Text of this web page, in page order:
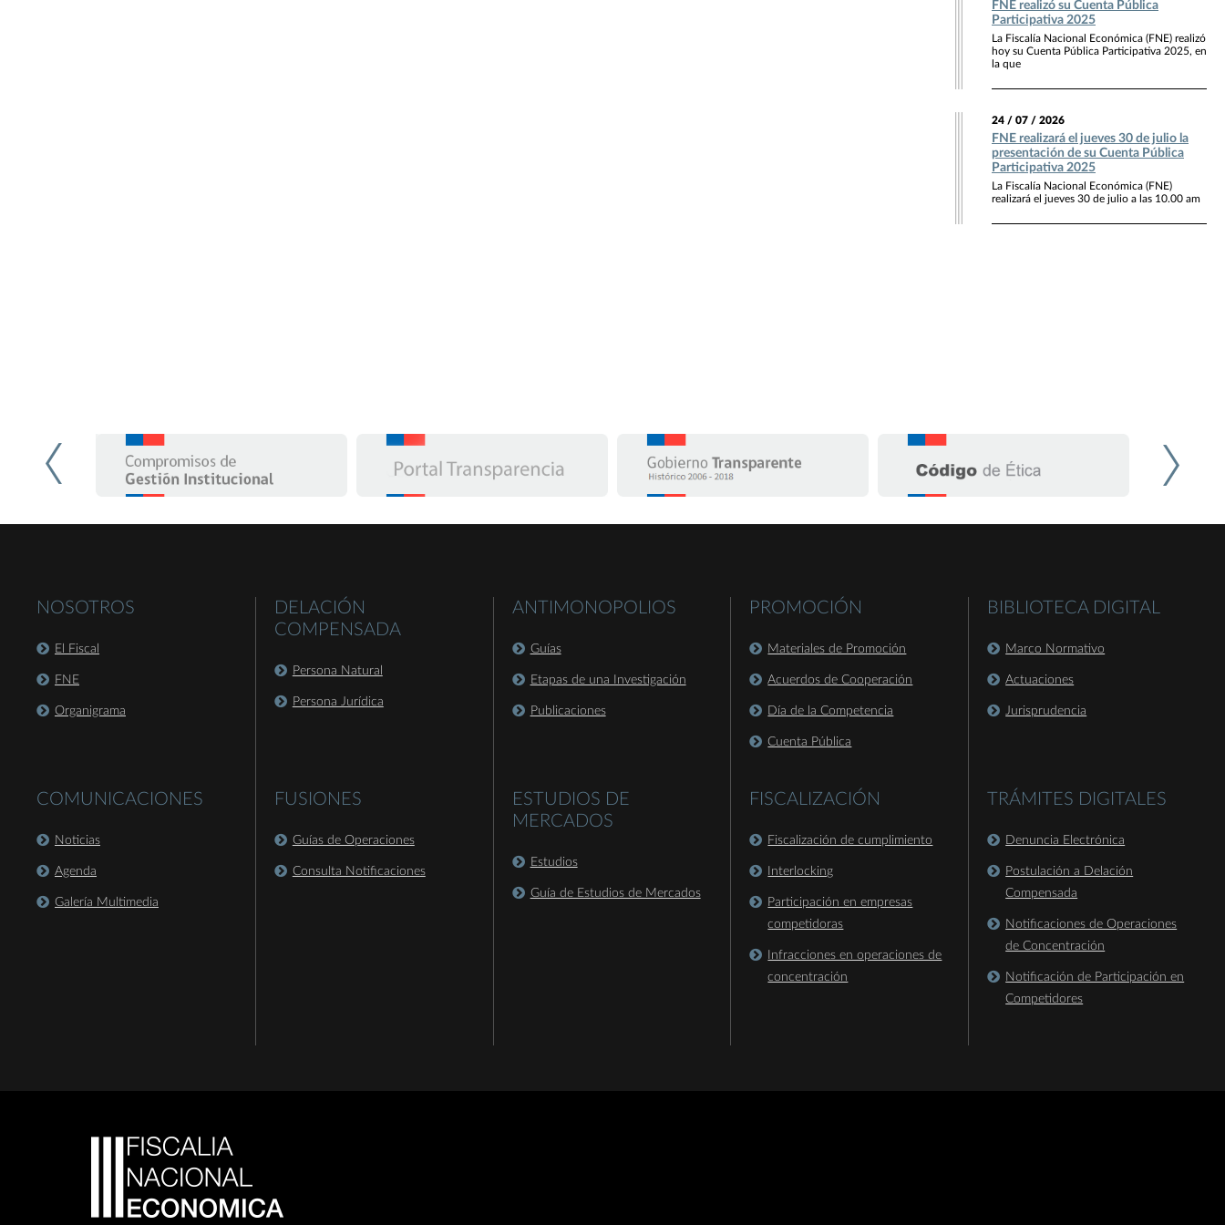
FNE realizó su Cuenta Pública
Participativa 2025
La Fiscalía Nacional Económica (FNE) realizó
hoy su Cuenta Pública Participativa 2025, en
la que
24 / 07 / 2026
FNE realizará el jueves 30 de julio la
presentación de su Cuenta Pública
Participativa 2025
La Fiscalía Nacional Económica (FNE)
realizará el jueves 30 de julio a las 10.00 am
NOSOTROS
El Fiscal
FNE
Organigrama
COMUNICACIONES
Noticias
Agenda
Galería Multimedia
DELACIÓN
COMPENSADA
Persona Natural
Persona Jurídica
FUSIONES
Guías de Operaciones
Consulta Notificaciones
ANTIMONOPOLIOS
Guías
Etapas de una Investigación
Publicaciones
ESTUDIOS DE
MERCADOS
Estudios
Guía de Estudios de Mercados
PROMOCIÓN
Materiales de Promoción
Acuerdos de Cooperación
Día de la Competencia
Cuenta Pública
FISCALIZACIÓN
Fiscalización de cumplimiento
Interlocking
Participación en empresas
competidoras
Infracciones en operaciones de
concentración
BIBLIOTECA DIGITAL
Marco Normativo
Actuaciones
Jurisprudencia
TRÁMITES DIGITALES
Denuncia Electrónica
Postulación a Delación
Compensada
Notificaciones de Operaciones
de Concentración
Notificación de Participación en
Competidores